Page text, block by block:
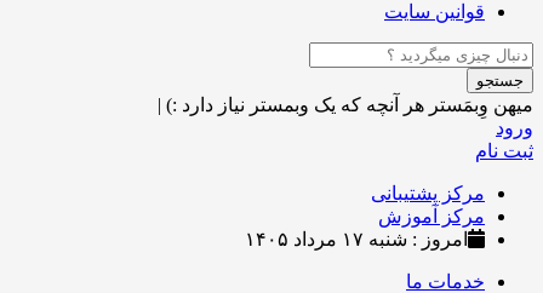
قوانین سایت
جستجو
میهن وِبمَستر هر آنچه که یک وبمستر نیاز دارد :) |
ورود
ثبت نام
مرکز پشتیبانی
مرکز آموزش
امروز : شنبه ۱۷ مرداد ۱۴۰۵
خدمات ما